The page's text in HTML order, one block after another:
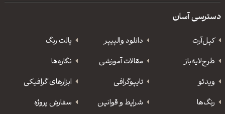
دسترسی آسان
کپل‌آرت دانلود‌ والپیپر
پالت رنگ
طرح‌لایه‌باز
مقالات آموزشی
نگاره‌ها
ویدئو
‌تایپوگرافی
ابزارهای گرافیکی
رنگ‌ها
شرایط و قوانین
سفارش پروژه